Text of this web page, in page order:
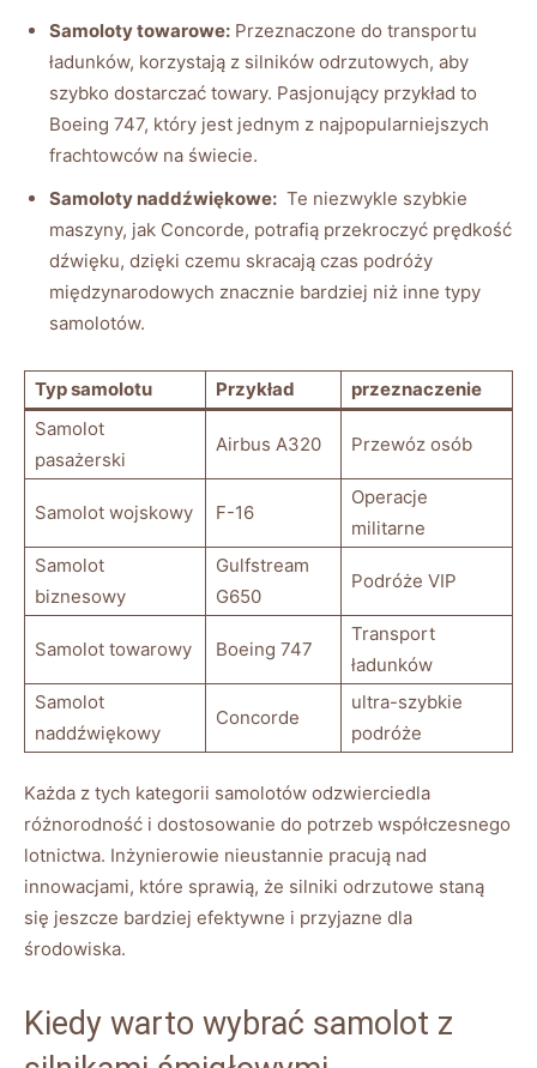
Samoloty towarowe: Przeznaczone ⁣do transportu
ładunków, korzystają z silników odrzutowych, aby
szybko dostarczać towary. Pasjonujący przykład to
Boeing 747, który jest jednym z ⁤najpopularniejszych
‌frachtowców na ⁣świecie.
Samoloty naddźwiękowe: ⁣ Te niezwykle szybkie
maszyny, jak ‍Concorde, ‌potrafią przekroczyć prędkość
dźwięku, ⁤dzięki czemu skracają czas podróży
⁣międzynarodowych znacznie‍ bardziej niż inne typy
samolotów.
Typ samolotu Przykład
przeznaczenie
Samolot
pasażerski
Airbus A320 Przewóz osób
Samolot wojskowy F-16
Operacje
militarne
Samolot
biznesowy
Gulfstream
⁣G650
Podróże VIP
Samolot towarowy Boeing 747
Transport
ładunków
Samolot
naddźwiękowy
Concorde
ultra-szybkie
podróże
Każda z ‍tych ⁢kategorii samolotów odzwierciedla
różnorodność i ⁣dostosowanie do⁢ potrzeb współczesnego
lotnictwa. Inżynierowie ‍nieustannie pracują⁢ nad
innowacjami, które sprawią, ​że silniki odrzutowe staną
się jeszcze bardziej efektywne i przyjazne dla
środowiska.
Kiedy warto​ wybrać samolot​ z